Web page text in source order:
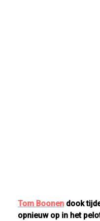
Tom Boonen dook
opnieuw op in het